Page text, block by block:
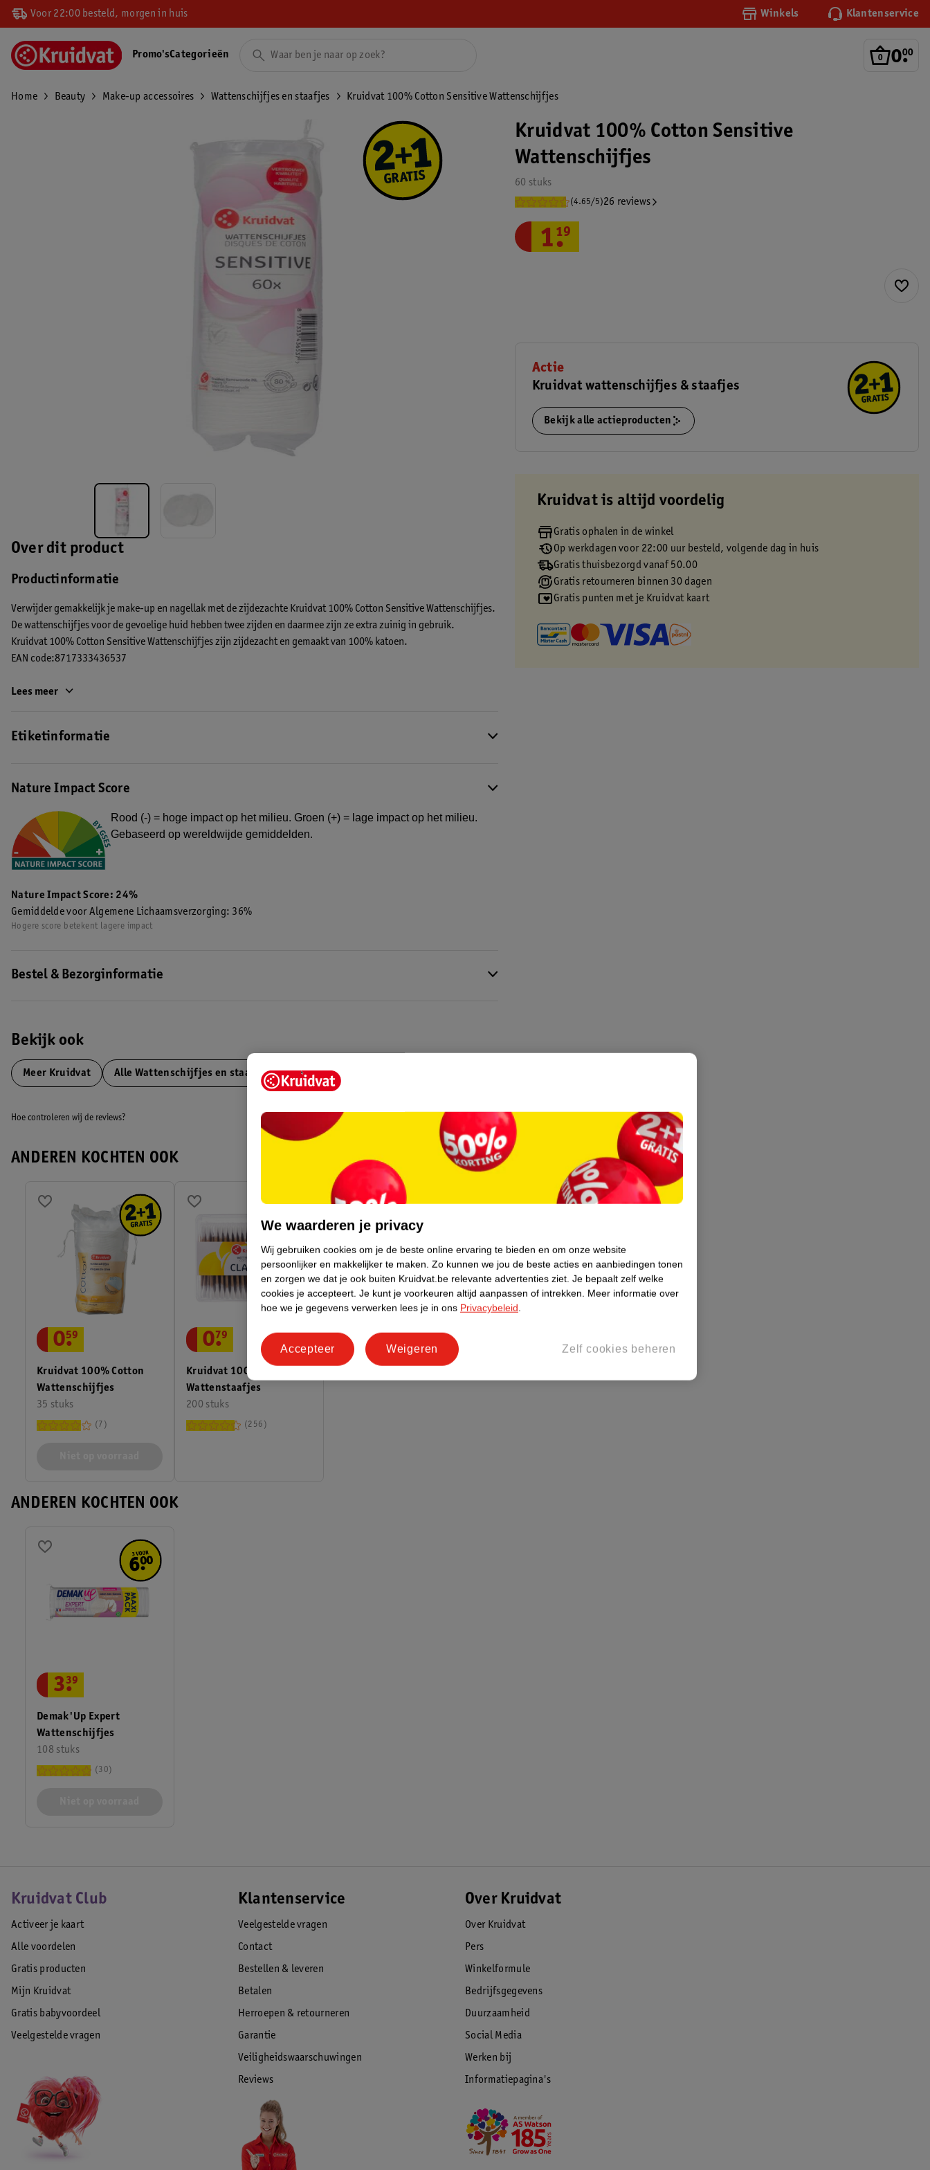
Voor 22:00 besteld, morgen in huis Winkels Klantenservice
0.
00
Promo'sCategorieën
Home Beauty Make-up accessoires Wattenschijfjes en staafjes Kruidvat 100% Cotton Sensitive Wattenschijfjes
Over dit product
Productinformatie
Verwijder gemakkelijk je make-up en nagellak met de zijdezachte Kruidvat 100% Cotton Sensitive Wattenschijfjes.
De wattenschijfjes voor de gevoelige huid hebben twee zijden en daarmee zijn ze extra zuinig in gebruik.
Kruidvat 100% Cotton Sensitive Wattenschijfjes zijn zijdezacht en gemaakt van 100% katoen.
EAN code:8717333436537
Lees meer
Etiketinformatie
Nature Impact Score
Rood (-) = hoge impact op het milieu. Groen (+) = lage impact op het milieu.
Gebaseerd op wereldwijde gemiddelden.
Nature Impact Score: 24%
Gemiddelde voor Algemene Lichaamsverzorging: 36%
Hogere score betekent lagere impact
Bestel & Bezorginformatie
Bekijk ook
Meer Kruidvat Alle Wattenschijfjes en staafjes
Kruidvat 100% Cotton Sensitive
Wattenschijfjes
60 stuks
(4.65/5)26 reviews
1.
19
Actie
Kruidvat wattenschijfjes & staafjes
Bekijk alle actieproducten
Kruidvat is altijd voordelig
Gratis ophalen in de winkel
Op werkdagen voor 22:00 uur besteld, volgende dag in huis
Gratis thuisbezorgd vanaf 50.00
Gratis retourneren binnen 30 dagen
Gratis punten met je Kruidvat kaart
Hoe controleren wij de reviews?
ANDEREN KOCHTEN OOK
Kruidvat 100% Cotton
Wattenschijfjes
35 stuks
0.
59
7
Kruidvat 100% Cotton
Wattenstaafjes
200 stuks
0.
79
256
ANDEREN KOCHTEN OOK
Demak'Up Expert
Wattenschijfjes
108 stuks
3.
39
30
Kruidvat Club
Activeer je kaart
Alle voordelen
Gratis producten
Mijn Kruidvat
Gratis babyvoordeel
Veelgestelde vragen
Klantenservice
Veelgestelde vragen
Contact
Bestellen & leveren
Betalen
Herroepen & retourneren
Garantie
Veiligheidswaarschuwingen
Reviews
Over Kruidvat
Over Kruidvat
Pers
Winkelformule
Bedrijfsgegevens
Duurzaamheid
Social Media
Werken bij
Informatiepagina's
We waarderen je privacy
Wij gebruiken cookies om je de beste online ervaring te bieden en om onze website
persoonlijker en makkelijker te maken. Zo kunnen we jou de beste acties en aanbiedingen tonen
en zorgen we dat je ook buiten Kruidvat.be relevante advertenties ziet. Je bepaalt zelf welke
cookies je accepteert. Je kunt je voorkeuren altijd aanpassen of intrekken. Meer informatie over
hoe we je gegevens verwerken lees je in ons Privacybeleid.
Zelf cookies beheren
Weigeren
Accepteer